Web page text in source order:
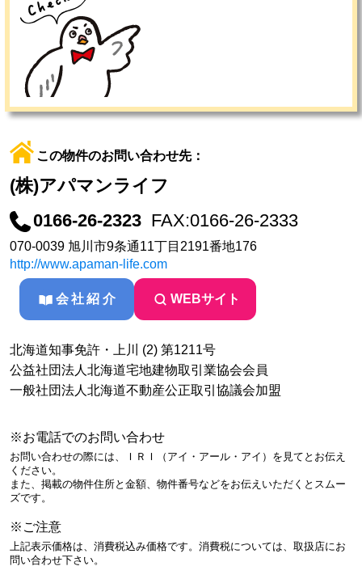
この物件のお問い合わせ先：
(株)アパマンライフ
0166-26-2323 FAX:0166-26-2333
070-0039 旭川市9条通11丁目2191番地176
http://www.apaman-life.com
会社紹介 WEBサイト
北海道知事免許・上川 (2) 第1211号
公益社団法人北海道宅地建物取引業協会会員
一般社団法人北海道不動産公正取引協議会加盟
※お電話でのお問い合わせ
お問い合わせの際には、ＩＲＩ（アイ・アール・アイ）を見てとお伝え
ください。
また、掲載の物件住所と金額、物件番号などをお伝えいただくとスムー
ズです。
※ご注意
上記表示価格は、消費税込み価格です。消費税については、取扱店にお
問い合わせ下さい。